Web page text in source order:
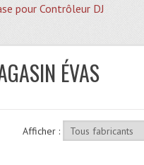
pour Contrôleur DJ
ÉVAS
Afficher :